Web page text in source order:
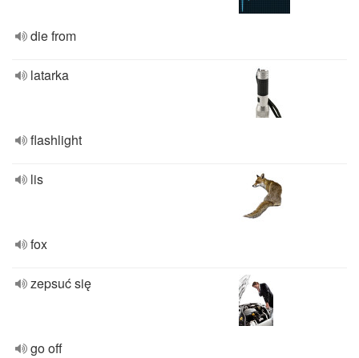
die from
latarka
flashlight
lis
fox
zepsuć się
go off